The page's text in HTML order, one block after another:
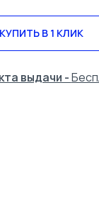
В 1 КЛИК
выдачи -